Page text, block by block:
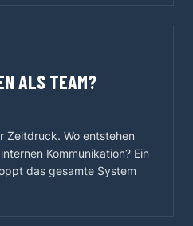
ALS TEAM?
Zeitdruck. Wo entstehen
Kommunikation? Ein
das gesamte System